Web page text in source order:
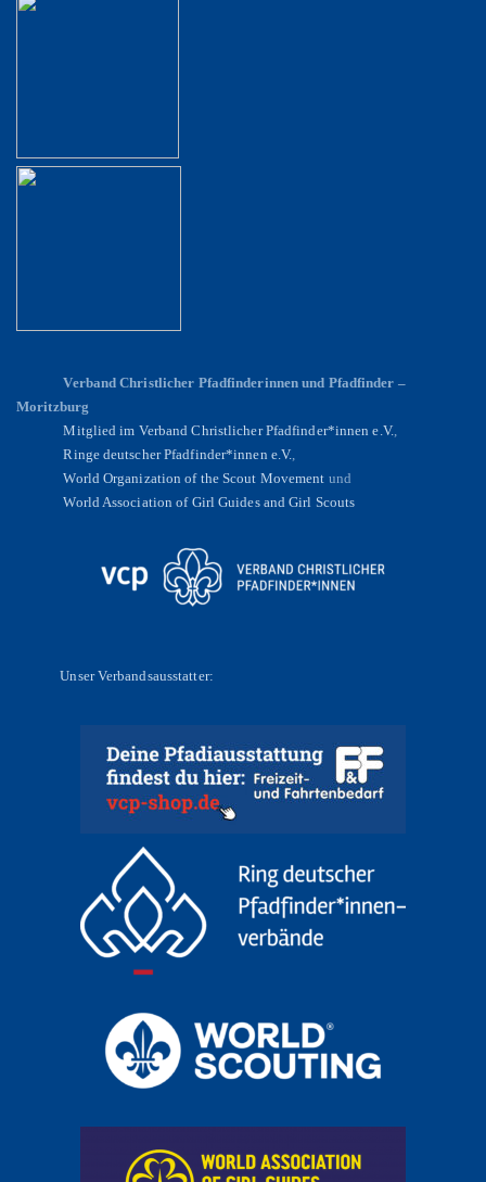
Verband Christlicher Pfadfinderinnen und Pfadfinder –
Moritzburg
Mitglied im Verband Christlicher Pfadfinder*innen e.V.
Ringe deutscher Pfadfinder*innen e.V.
World Organization of the Scout Movement und
World Association of Girl Guides and Girl Scouts
Unser Verbandsausstatter: